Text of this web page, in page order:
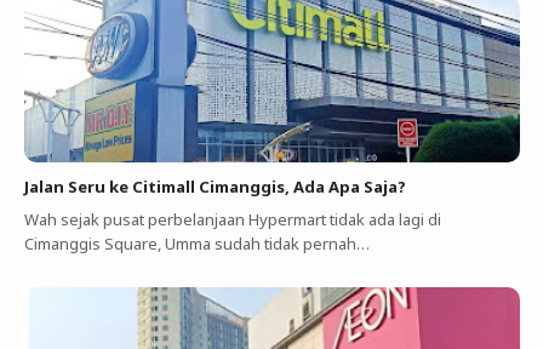
Jalan Seru ke Citimall Cimanggis, Ada Apa Saja?
Wah sejak pusat perbelanjaan Hypermart tidak ada lagi di
Cimanggis Square, Umma sudah tidak pernah…